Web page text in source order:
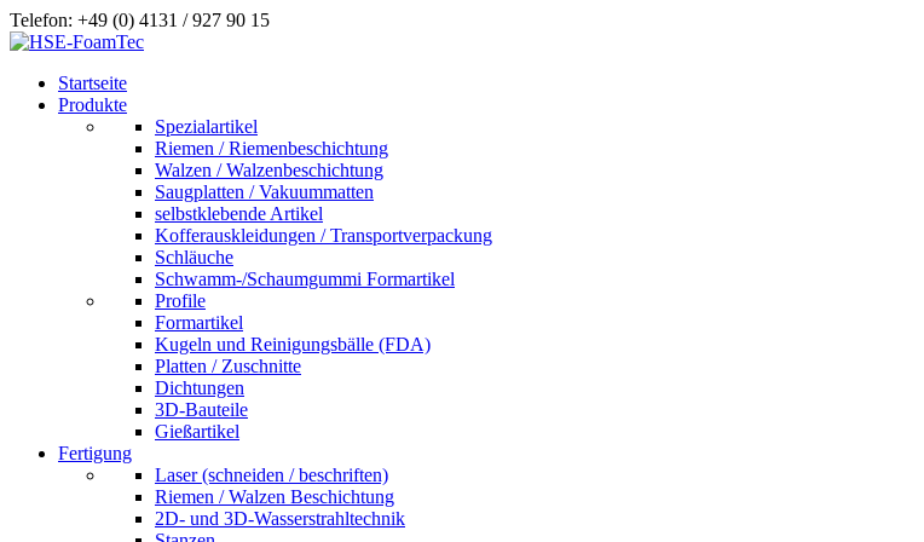
Telefon: +49 (0) 4131 / 927 90 15
Startseite
Produkte
Spezialartikel
Riemen / Riemenbeschichtung
Walzen / Walzenbeschichtung
Saugplatten / Vakuummatten
selbstklebende Artikel
Kofferauskleidungen / Transportverpackung
Schläuche
Schwamm-/Schaumgummi Formartikel
Profile
Formartikel
Kugeln und Reinigungsbälle (FDA)
Platten / Zuschnitte
Dichtungen
3D-Bauteile
Gießartikel
Fertigung
Laser (schneiden / beschriften)
Riemen / Walzen Beschichtung
2D- und 3D-Wasserstrahltechnik